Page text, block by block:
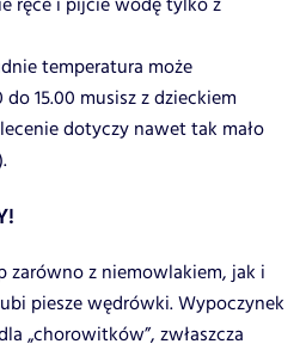
temperatura może
do 15.00 musisz z dzieckiem
dotyczy nawet tak mało
zarówno z niemowlakiem, jak i
piesze wędrówki. Wypoczynek
„chorowitków”, zwłaszcza